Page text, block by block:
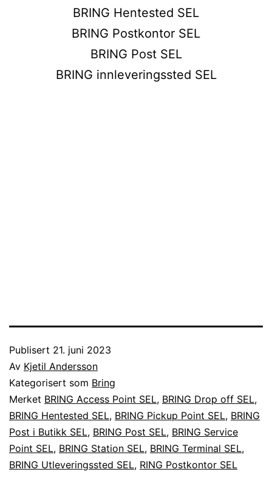
BRING Hentested SEL
BRING Postkontor SEL
BRING Post SEL
BRING innleveringssted SEL
Publisert 21. juni 2023
Av Kjetil Andersson
Kategorisert som Bring
Merket BRING Access Point SEL, BRING Drop off SEL,
BRING Hentested SEL, BRING Pickup Point SEL, BRING
Post i Butikk SEL, BRING Post SEL, BRING Service
Point SEL, BRING Station SEL, BRING Terminal SEL,
BRING Utleveringssted SEL, RING Postkontor SEL